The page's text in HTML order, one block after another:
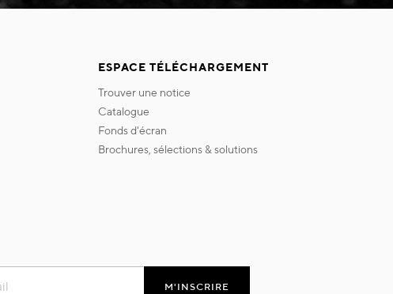
ESPACE TÉLÉCHARGEMENT
trouver une notice
catalogue
fonds d'écran
brochures, sélections & solutions
M'INSCRIRE